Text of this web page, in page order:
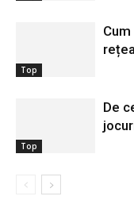
Top
Top
De